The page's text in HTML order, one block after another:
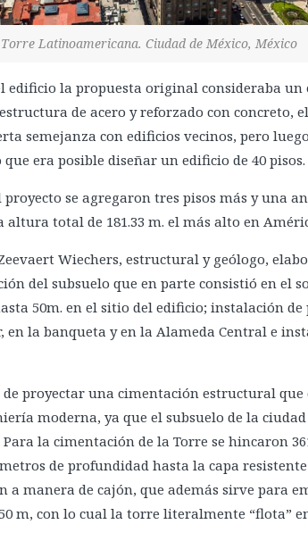
Latinoamericana. Ciudad de México, México
edificio la propuesta original consideraba un
de acero y reforzado con concreto,
semejanza con edificios vecinos, pero
era posible diseñar un edificio de 40 pisos.
se agregaron tres pisos más y una
altura total de 181.33 m. el más alto en
Wiechers, estructural y geólogo,
del subsuelo que en parte consistió en el
50m. en el sitio del edificio; instalación de
en la banqueta y en la Alameda Central e
de proyectar una cimentación estructural que
moderna, ya que el subsuelo de la ciudad
la cimentación de la Torre se hincaron
de profundidad hasta la capa
a manera de cajón, que además sirve para
m, con lo cual la torre literalmente “flota”